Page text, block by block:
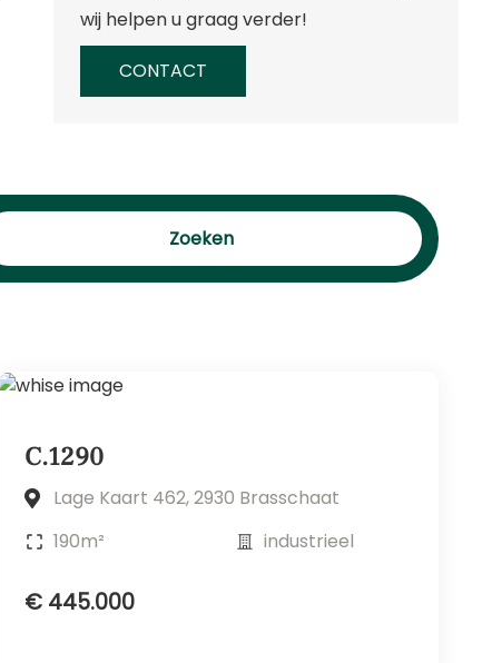
wij helpen u graag verder!
CONTACT
Zoeken
C.1290
Lage Kaart 462, 2930 Brasschaat
190m²
industrieel
€ 445.000